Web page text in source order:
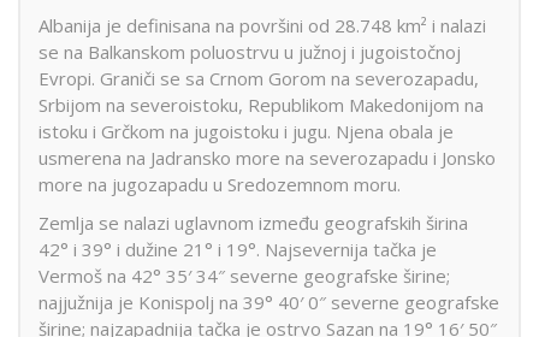
Albanija je definisana na površini od 28.748 km² i nalazi
se na Balkanskom poluostrvu u južnoj i jugoistočnoj
Evropi. Graniči se sa Crnom Gorom na severozapadu,
Srbijom na severoistoku, Republikom Makedonijom na
istoku i Grčkom na jugoistoku i jugu. Njena obala je
usmerena na Jadransko more na severozapadu i Jonsko
more na jugozapadu u Sredozemnom moru.
Zemlja se nalazi uglavnom između geografskih širina
42° i 39° i dužine 21° i 19°. Najsevernija tačka je
Vermoš na 42° 35′ 34″ severne geografske širine;
najjužnija je Konispolj na 39° 40′ 0″ severne geografske
širine; najzapadnija tačka je ostrvo Sazan na 19° 16′ 50″